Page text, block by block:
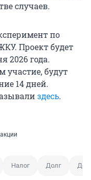
случаев.
по
Проект будет
2026 года.
участие, будут
14 дней.
здесь.
Налог Долг